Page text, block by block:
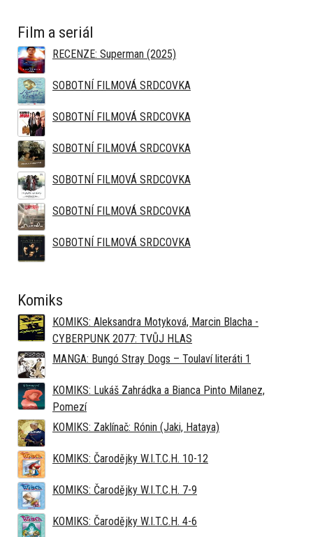
Film a seriál
RECENZE: Superman (2025)
SOBOTNÍ FILMOVÁ SRDCOVKA
SOBOTNÍ FILMOVÁ SRDCOVKA
SOBOTNÍ FILMOVÁ SRDCOVKA
SOBOTNÍ FILMOVÁ SRDCOVKA
SOBOTNÍ FILMOVÁ SRDCOVKA
SOBOTNÍ FILMOVÁ SRDCOVKA
Komiks
KOMIKS: Aleksandra Motyková, Marcin Blacha -
CYBERPUNK 2077: TVŮJ HLAS
MANGA: Bungó Stray Dogs – Toulaví literáti 1
KOMIKS: Lukáš Zahrádka a Bianca Pinto Milanez,
Pomezí
KOMIKS: Zaklínač: Rónin (Jaki, Hataya)
KOMIKS: Čarodějky W.I.T.C.H. 10-12
KOMIKS: Čarodějky W.I.T.C.H. 7-9
KOMIKS: Čarodějky W.I.T.C.H. 4-6